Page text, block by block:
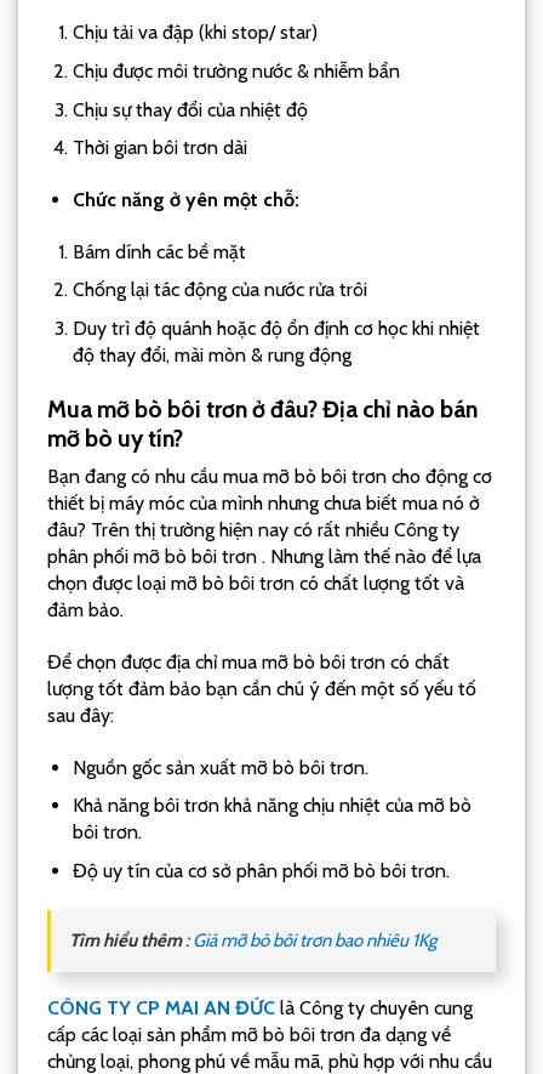
Chịu tải va đập (khi stop/ star)
Chịu được môi trường nước & nhiễm bẩn
Chịu sự thay đổi của nhiệt độ
Thời gian bôi trơn dài
Chức năng ở yên một chỗ:
Bám dính các bề mặt
Chống lại tác động của nước rửa trôi
Duy trì độ quánh hoặc độ ổn định cơ học khi nhiệt
độ thay đổi, mài mòn & rung động
Mua mỡ bò bôi trơn ở đâu? Địa chỉ nào bán
mỡ bò uy tín?
Bạn đang có nhu cầu mua mỡ bò bôi trơn cho động cơ
thiết bị máy móc của mình nhưng chưa biết mua nó ở
đâu? Trên thị trường hiện nay có rất nhiều Công ty
phân phối mỡ bò bôi trơn . Nhưng làm thế nào để lựa
chọn được loại mỡ bò bôi trơn có chất lượng tốt và
đảm bảo.
Để chọn được địa chỉ mua mỡ bò bôi trơn có chất
lượng tốt đảm bảo bạn cần chú ý đến một số yếu tố
sau đây:
Nguồn gốc sản xuất mỡ bò bôi trơn.
Khả năng bôi trơn khả năng chịu nhiệt của mỡ bò
bôi trơn.
Độ uy tín của cơ sở phân phối mỡ bò bôi trơn.
Tìm hiểu thêm:Giá mỡ bò bôi trơn bao nhiêu 1Kg
CÔNG TY CP MAI AN ĐỨC là Công ty chuyên cung
cấp các loại sản phẩm mỡ bò bôi trơn đa dạng về
chủng loại, phong phú về mẫu mã, phù hợp với nhu cầu